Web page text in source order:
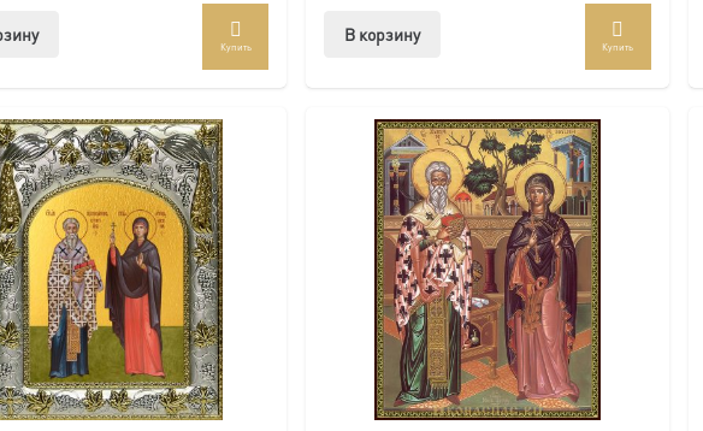
Купить
В корзину
Купить